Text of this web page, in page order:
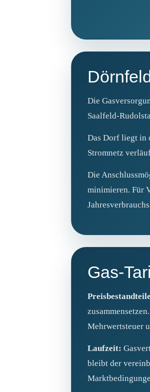
Die
Das Dorf liegt in
Stromnetz
Die
minimieren. Für
Mehrwertsteuer
Laufzeit:
bleibt der